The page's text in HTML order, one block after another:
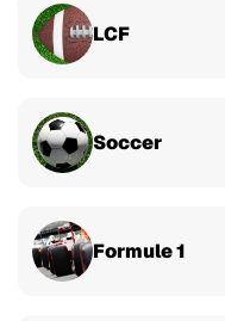
LCF
Soccer
Formule 1